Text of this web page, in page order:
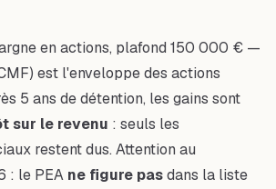
en actions, plafond 150 000 € —
est l'enveloppe des actions
5 ans de détention, les gains sont
sur le revenu : seuls les
restent dus. Attention au
: le PEA ne figure pasdans la liste